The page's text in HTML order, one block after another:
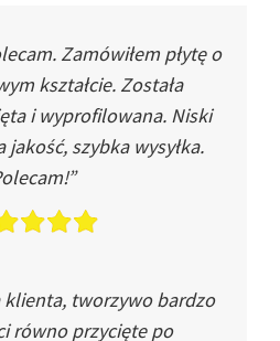
Zamówiłem płytę o
kształcie. Została
i wyprofilowana. Niski
jakość, szybka wysyłka.
klienta, tworzywo bardzo
równo przycięte po